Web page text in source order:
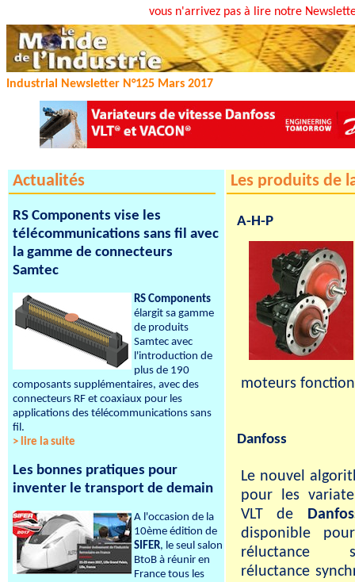
vous n'arrivez pas à lire notre
Industrial Newsletter N°125 Mars 2017
Actualités
RS Components vise les
télécommunications sans fil avec
la gamme de connecteurs
Samtec
RS Components
élargit sa gamme
de produits
Samtec avec
l'introduction de
plus de 190
composants supplémentaires, avec des
connecteurs RF et coaxiaux pour les
applications des télécommunications sans
fil.
> lire la suite
Les bonnes pratiques pour
inventer le transport de demain
A l'occasion de la
10ème édition de
SIFER, le seul salon
BtoB à réunir en
France tous les
Les produits de
A-H-P
moteurs
Danfoss
Le nouvel
pour les
VLT de
disponible
réluctance
réluctance